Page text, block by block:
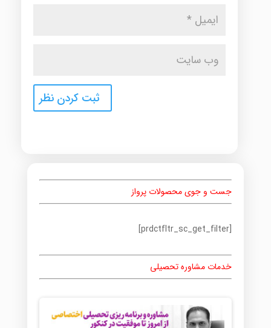
جست و جوی محصولات پرواز
[prdctfltr_sc_get_filter]
خدمات مشاوره تحصیلی